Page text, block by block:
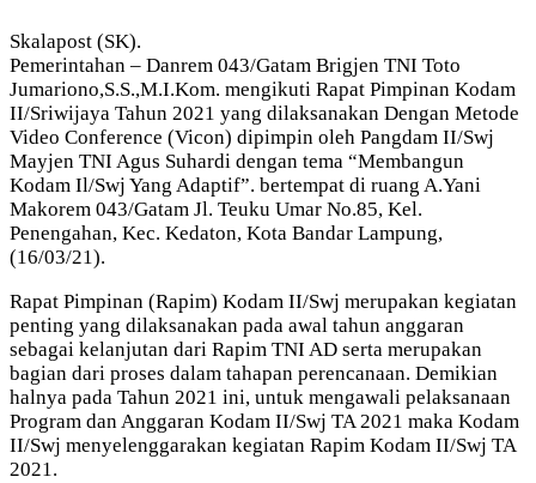
Skalapost (SK).
Pemerintahan – Danrem 043/Gatam Brigjen TNI Toto
Jumariono,S.S.,M.I.Kom. mengikuti Rapat Pimpinan Kodam
II/Sriwijaya Tahun 2021 yang dilaksanakan Dengan Metode
Video Conference (Vicon) dipimpin oleh Pangdam II/Swj
Mayjen TNI Agus Suhardi dengan tema “Membangun
Kodam Il/Swj Yang Adaptif”. bertempat di ruang A.Yani
Makorem 043/Gatam Jl. Teuku Umar No.85, Kel.
Penengahan, Kec. Kedaton, Kota Bandar Lampung,
(16/03/21).
Rapat Pimpinan (Rapim) Kodam II/Swj merupakan kegiatan
penting yang dilaksanakan pada awal tahun anggaran
sebagai kelanjutan dari Rapim TNI AD serta merupakan
bagian dari proses dalam tahapan perencanaan. Demikian
halnya pada Tahun 2021 ini, untuk mengawali pelaksanaan
Program dan Anggaran Kodam II/Swj TA 2021 maka Kodam
II/Swj menyelenggarakan kegiatan Rapim Kodam II/Swj TA
2021.